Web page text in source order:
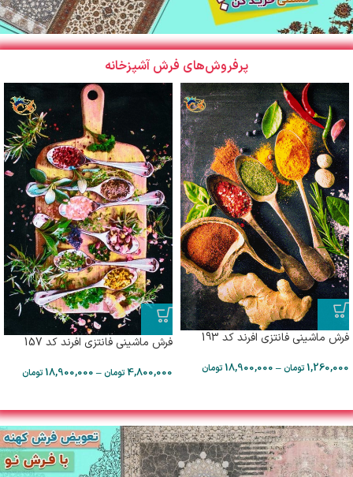
پرفروش‌های فرش آشپزخانه
فرش ماشینی فانتزی افرند کد 193
1,260,000 تومان–
18,900,000 تومان
فرش ماشینی فانتزی افرند کد 157
4,800,000 تومان–
18,900,000 تومان